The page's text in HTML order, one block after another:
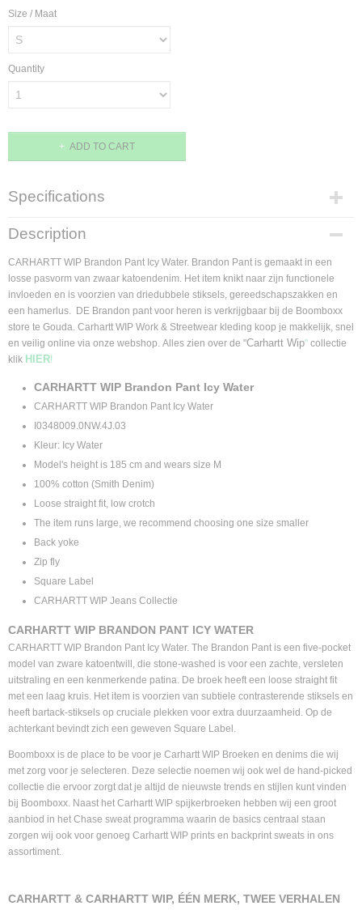
Size / Maat
Quantity
ADD TO CART
Specifications
Product code
I0348009.0NW.4J.03.S
Supplier product code
I0348009.0NW.4J.03
Description
CARHARTT WIP Brandon Pant Icy Water. Brandon Pant is gemaakt in een
losse pasvorm van zwaar katoendenim. Het item knikt naar zijn functionele
invloeden en is voorzien van driedubbele stiksels, gereedschapszakken en
een hamerlus. DE Brandon pant voor heren is verkrijgbaar bij de Boomboxx
store te Gouda. Carhartt WIP Work & Streetwear kleding koop je makkelijk, snel
en veilig online via onze webshop. Alles zien over de "Carhartt Wip" collectie
klik HIER!
CARHARTT WIP Brandon Pant Icy Water
CARHARTT WIP Brandon Pant Icy Water
I0348009.0NW.4J.03
Kleur: Icy Water
Model's height is 185 cm and wears size M
100% cotton (Smith Denim)
Loose straight fit, low crotch
The item runs large, we recommend choosing one size smaller
Back yoke
Zip fly
Square Label
CARHARTT WIP Jeans Collectie
CARHARTT WIP BRANDON PANT ICY WATER
CARHARTT WIP Brandon Pant Icy Water. The Brandon Pant is een five-pocket
model van zware katoentwill, die stone-washed is voor een zachte, versleten
uitstraling en een kenmerkende patina. De broek heeft een loose straight fit
met een laag kruis. Het item is voorzien van subtiele contrasterende stiksels en
heeft bartack-stiksels op cruciale plekken voor extra duurzaamheid. Op de
achterkant bevindt zich een geweven Square Label.
Boomboxx is de place to be voor je Carhartt WIP Broeken en denims die wij
met zorg voor je selecteren. Deze selectie noemen wij ook wel de hand-picked
collectie die ervoor zorgt dat je altijd de nieuwste trends en stijlen kunt vinden
bij Boomboxx. Naast het Carhartt WIP spijkerbroeken hebben wij een groot
aanbiod in het Chase sweat programma waarin de basics centraal staan
zorgen wij ook voor genoeg Carhartt WIP prints en backprint sweats in ons
assortiment.
CARHARTT & CARHARTT WIP, ÉÉN MERK, TWEE VERHALEN